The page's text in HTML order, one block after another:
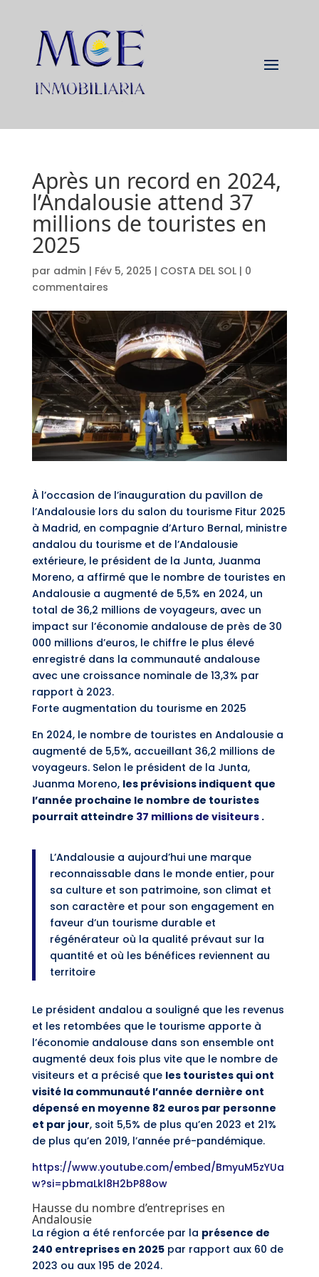
Après un record en 2024,
l’Andalousie attend 37
millions de touristes en
2025
par admin | Fév 5, 2025 | COSTA DEL SOL| 0
commentaires
À l’occasion de l’inauguration du pavillon de
l’Andalousie lors du salon du tourisme Fitur 2025
à Madrid, en compagnie d’Arturo Bernal, ministre
andalou du tourisme et de l’Andalousie
extérieure, le président de la Junta, Juanma
Moreno, a affirmé que le nombre de touristes en
Andalousie a augmenté de 5,5% en 2024, un
total de 36,2 millions de voyageurs, avec un
impact sur l’économie andalouse de près de 30
000 millions d’euros, le chiffre le plus élevé
enregistré dans la communauté andalouse
avec une croissance nominale de 13,3% par
rapport à 2023.
Forte augmentation du tourisme en 2025
En 2024, le nombre de touristes en Andalousie a
augmenté de 5,5%, accueillant 36,2 millions de
voyageurs. Selon le président de la Junta,
Juanma Moreno, les prévisions indiquent que
l’année prochaine le nombre de touristes
pourrait atteindre 37 millions de visiteurs .
L’Andalousie a aujourd’hui une marque
reconnaissable dans le monde entier, pour
sa culture et son patrimoine, son climat et
son caractère et pour son engagement en
faveur d’un tourisme durable et
régénérateur où la qualité prévaut sur la
quantité et où les bénéfices reviennent au
territoire
Le président andalou a souligné que les revenus
et les retombées que le tourisme apporte à
l’économie andalouse dans son ensemble ont
augmenté deux fois plus vite que le nombre de
visiteurs et a précisé que les touristes qui ont
visité la communauté l’année dernière ont
dépensé en moyenne 82 euros par personne
et par jour, soit 5,5% de plus qu’en 2023 et 21%
de plus qu’en 2019, l’année pré-pandémique.
https://www.youtube.com/embed/BmyuM5zYUa
w?si=pbmaLkl8H2bP88ow
Hausse du nombre d’entreprises en
Andalousie
La région a été renforcée par la présence de
240 entreprises en 2025par rapport aux 60 de
2023 ou aux 195 de 2024.